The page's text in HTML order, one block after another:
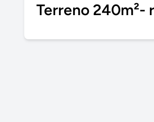
Terreno 240m²-